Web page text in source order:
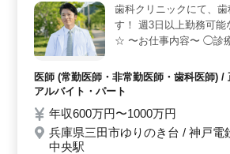
ーディオ・ナビの取り付けも行いま
境＞ 社会保険や交通費の支給、車通
週休二日制があります。給与は年収
円、時給は1,000円から1,500円です。
歯科クリニックにて、
す！ 週3日以上勤務可能
☆ 〜お仕事内容〜 ◯診
診療科目〜 一般歯科・
＊シニア層歓迎 ＊社会
／
医師 (常勤医師・非常勤医師・歯科医師) /
アルバイト・パート
年収600万円〜1000万円
兵庫県三田市ゆりのき台 / 神戸電
中央駅